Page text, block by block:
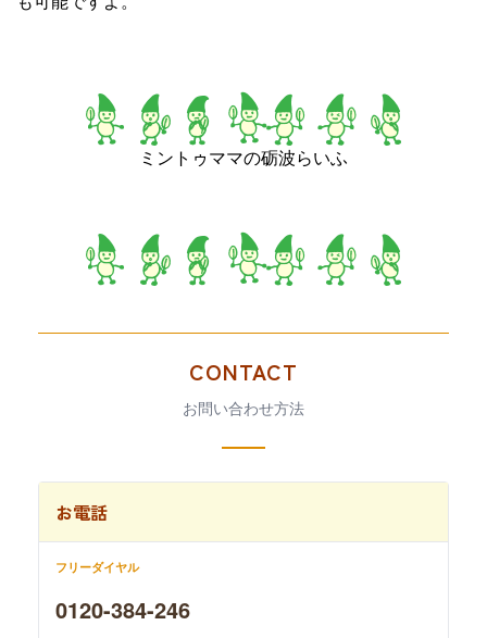
ミントゥママの砺波らいふ
CONTACT
お問い合わせ方法
お電話
フリーダイヤル
0120-384-246